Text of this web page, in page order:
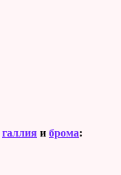
галлия и брома: